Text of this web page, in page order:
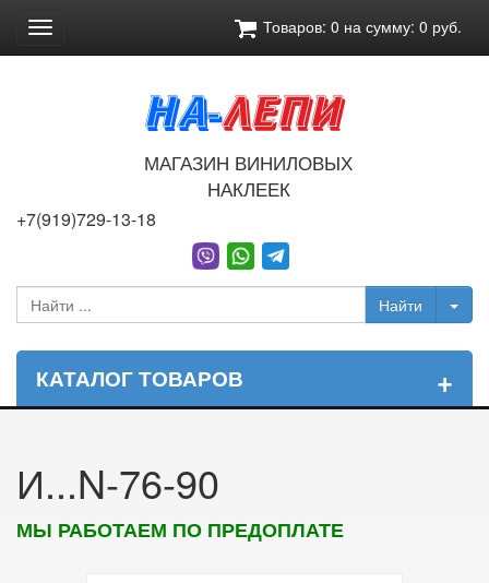
Товаров: 0 на сумму: 0 руб.
Toggle
navigation
МАГАЗИН ВИНИЛОВЫХ
НАКЛЕЕК
+7(919)729-13-18
КАТАЛОГ ТОВАРОВ +
И...N-76-90
МЫ РАБОТАЕМ ПО ПРЕДОПЛАТЕ